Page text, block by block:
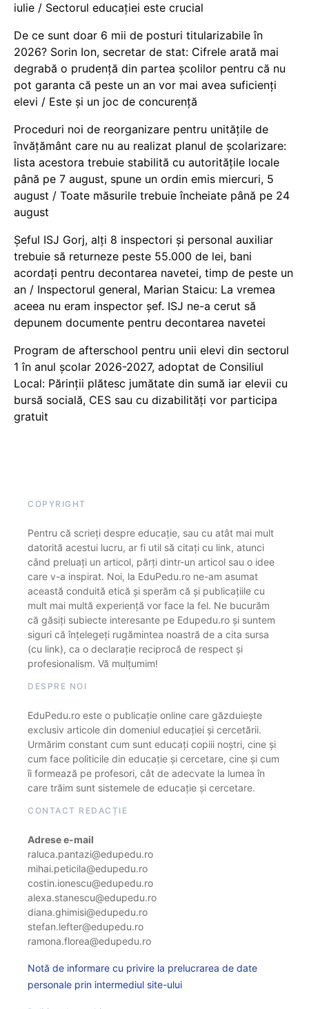
iulie / Sectorul educației este crucial
De ce sunt doar 6 mii de posturi titularizabile în
2026? Sorin Ion, secretar de stat: Cifrele arată mai
degrabă o prudență din partea școlilor pentru că nu
pot garanta că peste un an vor mai avea suficienți
elevi / Este și un joc de concurență
Proceduri noi de reorganizare pentru unitățile de
învățământ care nu au realizat planul de școlarizare:
lista acestora trebuie stabilită cu autoritățile locale
până pe 7 august, spune un ordin emis miercuri, 5
august / Toate măsurile trebuie încheiate până pe 24
august
Șeful ISJ Gorj, alți 8 inspectori și personal auxiliar
trebuie să returneze peste 55.000 de lei, bani
acordați pentru decontarea navetei, timp de peste un
an / Inspectorul general, Marian Staicu: La vremea
aceea nu eram inspector șef. ISJ ne-a cerut să
depunem documente pentru decontarea navetei
Program de afterschool pentru unii elevi din sectorul
1 în anul școlar 2026-2027, adoptat de Consiliul
Local: Părinții plătesc jumătate din sumă iar elevii cu
bursă socială, CES sau cu dizabilităţi vor participa
gratuit
COPYRIGHT
Pentru că scrieți despre educație, sau cu atât mai mult
datorită acestui lucru, ar fi util să citați cu link, atunci
când preluați un articol, părți dintr-un articol sau o idee
care v-a inspirat. Noi, la EduPedu.ro ne-am asumat
această conduită etică și sperăm că și publicațiile cu
mult mai multă experiență vor face la fel. Ne bucurăm
că găsiți subiecte interesante pe Edupedu.ro și suntem
siguri că înțelegeți rugămintea noastră de a cita sursa
(cu link), ca o declarație reciprocă de respect și
profesionalism. Vă mulțumim!
DESPRE NOI
EduPedu.ro este o publicație online care găzduiește
exclusiv articole din domeniul educației și cercetării.
Urmărim constant cum sunt educați copiii noștri, cine și
cum face politicile din educație și cercetare, cine și cum
îi formează pe profesori, cât de adecvate la lumea în
care trăim sunt sistemele de educație și cercetare.
CONTACT REDACȚIE
Adrese e-mail
raluca.pantazi@edupedu.ro
mihai.peticila@edupedu.ro
costin.ionescu@edupedu.ro
alexa.stanescu@edupedu.ro
diana.ghimisi@edupedu.ro
stefan.lefter@edupedu.ro
ramona.florea@edupedu.ro
Notă de informare cu privire la prelucrarea de date
personale prin intermediul site-ului